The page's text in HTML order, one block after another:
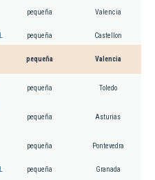
pequeña Valencia
pequeña Castellon
pequeña Valencia
pequeña Toledo
pequeña Asturias
pequeña Pontevedra
pequeña Granada